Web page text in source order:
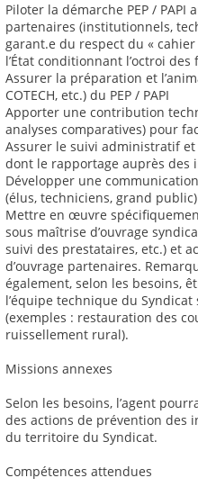
Piloter la démarche PEP / PAPI
partenaires (institutionnels,
garant.e du respect du «
l’État conditionnant l’octroi des
Assurer la préparation et
COTECH, etc.) du PEP / PAPI
Apporter une contribution
analyses comparatives) pour
Assurer le suivi administratif et
dont le rapportage auprès des
Développer une
(élus, techniciens, grand
Mettre en œuvre
sous maîtrise d’ouvrage
suivi des prestataires, etc.) et
d’ouvrage partenaires.
également, selon les besoins,
l’équipe technique du
(exemples : restauration des
ruissellement rural).
Missions annexes
Selon les besoins, l’agent
des actions de prévention des
du territoire du Syndicat.
Compétences attendues